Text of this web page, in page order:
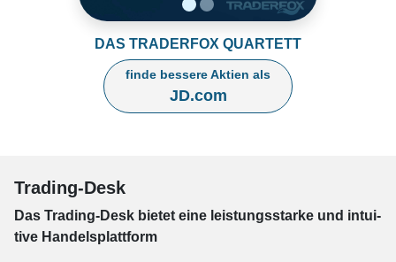
DAS TRADERFOX QUARTETT
finde bessere Aktien als
JD.com
Trading-Desk
Das Trading-Desk bie­tet eine leis­tungs­star­ke und in­tui­
tive Han­dels­platt­form